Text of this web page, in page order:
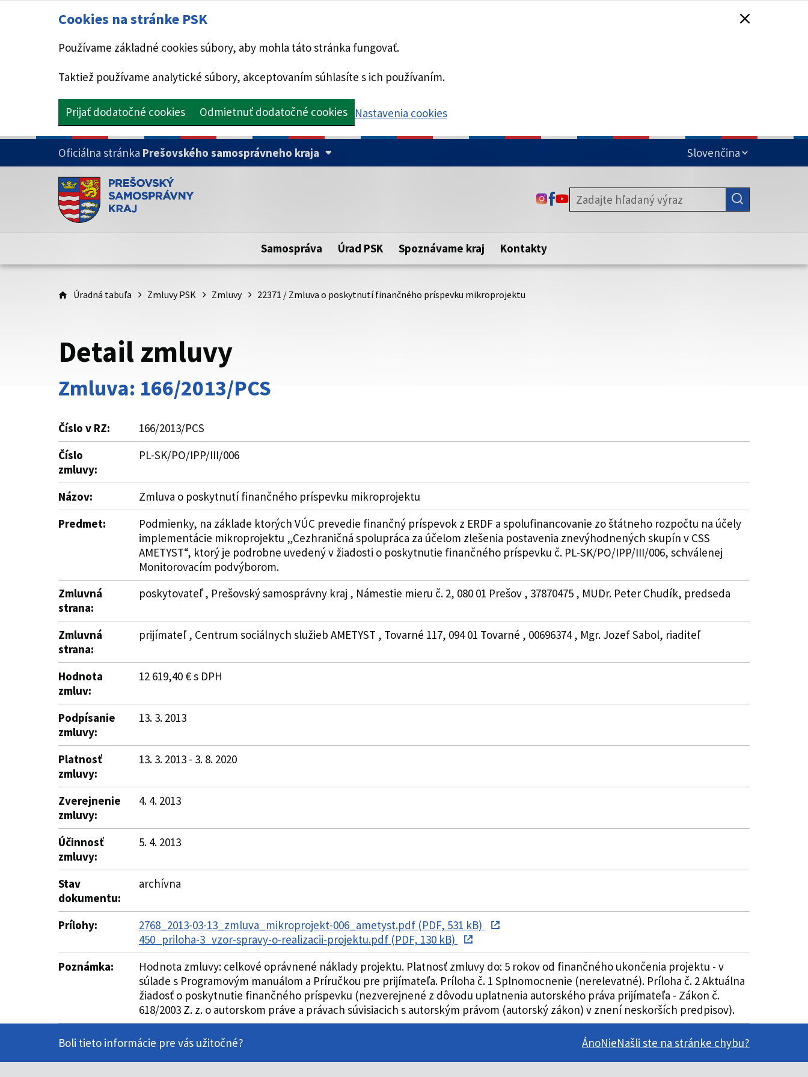
Cookies na stránke PSK
Používame základné cookies súbory, aby mohla táto stránka fungovať.
Taktiež používame analytické súbory, akceptovaním súhlasíte s ich používaním.
Prijať dodatočné cookies Odmietnuť dodatočné cookies Nastavenia cookies
PRESKOČIŤ NA HLAVNÝ OBSAH
Oficiálna stránka Prešovského samosprávneho kraja
Doména psk.sk je oficiálna
Toto je oficiálna webová stránka Prešovského samosprávneho kraja.
Táto stránka je zabezpečená
zabezpečenú webovú stránku. Zabezpečená stránka vždy začína
https:// pred názvom domény webového sídla.
ODKAZ SA OTVORÍ NA NOVEJ KARTE
ODKAZ SA OTVORÍ NA NOVEJ KARTE
ODKAZ SA OTVORÍ NA NOVEJ KARTE
Samospráva Úrad PSK Spoznávame kraj Kontakty
Úradná tabuľa Zmluvy PSK Zmluvy 22371 / Zmluva o poskytnutí finančného príspevku mikroprojektu
Detail zmluvy
Zmluva: 166/2013/PCS
Číslo v RZ:
166/2013/PCS
Číslo
zmluvy:
PL-SK/PO/IPP/III/006
Názov:
Zmluva o poskytnutí finančného príspevku mikroprojektu
Predmet:
Podmienky, na základe ktorých VÚC prevedie finančný príspevok z ERDF a spolufinancovanie zo štátneho rozpočtu na účely
implementácie mikroprojektu „Cezhraničná spolupráca za účelom zlešenia postavenia znevýhodnených skupín v CSS
AMETYST“, ktorý je podrobne uvedený v žiadosti o poskytnutie finančného príspevku č. PL-SK/PO/IPP/III/006, schválenej
Monitorovacím podvýborom.
Zmluvná
strana:
poskytovateľ , Prešovský samosprávny kraj , Námestie mieru č. 2, 080 01 Prešov , 37870475 , MUDr. Peter Chudík, predseda
Zmluvná
strana:
prijímateľ , Centrum sociálnych služieb AMETYST , Tovarné 117, 094 01 Tovarné , 00696374 , Mgr. Jozef Sabol, riaditeľ
Hodnota
zmluv:
12 619,40 € s DPH
Podpísanie
zmluvy:
13. 3. 2013
Platnosť
zmluvy:
13. 3. 2013 - 3. 8. 2020
Zverejnenie
zmluvy:
4. 4. 2013
Účinnosť
zmluvy:
5. 4. 2013
Stav
dokumentu:
archívna
Prílohy:
2768_2013-03-13_zmluva_mikroprojekt-006_ametyst.pdf (PDF, 531 kB)
450_priloha-3_vzor-spravy-o-realizacii-projektu.pdf (PDF, 130 kB)
Poznámka:
Hodnota zmluvy: celkové oprávnené náklady projektu. Platnosť zmluvy do: 5 rokov od finančného ukončenia projektu - v
súlade s Programovým manuálom a Príručkou pre prijímateľa. Príloha č. 1 Splnomocnenie (nerelevatné). Príloha č. 2 Aktuálna
žiadosť o poskytnutie finančného príspevku (nezverejnené z dôvodu uplatnenia autorského práva prijímateľa - Zákon č.
618/2003 Z. z. o autorskom práve a právach súvisiacich s autorským právom (autorský zákon) v znení neskorších predpisov).
Boli tieto informácie pre vás užitočné? ÁnoNieNašli ste na stránke chybu?